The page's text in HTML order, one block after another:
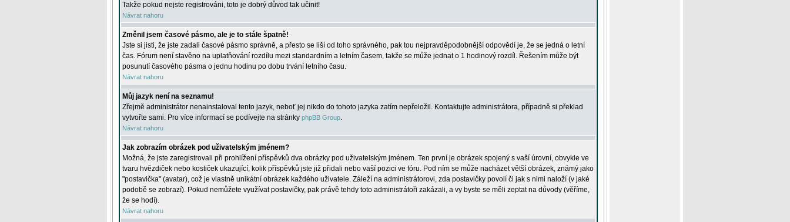
Takže pokud nejste registrováni, toto je dobrý důvod tak učinit!
Návrat nahoru
Změnil jsem časové pásmo, ale je to stále špatně!
Jste si jisti, že jste zadali časové pásmo správně, a přesto se liší od toho správného, pak tou nejpravděpodobnější odpovědí je, že se jedná o letní
čas. Fórum není stavěno na uplatňování rozdílu mezi standardním a letním časem, takže se může jednat o 1 hodinový rozdíl. Řešením může být
posunutí časového pásma o jednu hodinu po dobu trvání letního času.
Návrat nahoru
Můj jazyk není na seznamu!
Zřejmě administrátor nenainstaloval tento jazyk, neboť jej nikdo do tohoto jazyka zatím nepřeložil. Kontaktujte administrátora, případně si překlad
vytvořte sami. Pro více informací se podívejte na stránky phpBB Group.
Návrat nahoru
Jak zobrazím obrázek pod uživatelským jménem?
Možná, že jste zaregistrovali při prohlížení příspěvků dva obrázky pod uživatelským jménem. Ten první je obrázek spojený s vaší úrovní, obvykle ve
tvaru hvězdiček nebo kostiček ukazující, kolik příspěvků jste již přidali nebo vaší pozici ve fóru. Pod ním se může nacházet větší obrázek, známý jako
"postavička" (avatar), což je vlastně unikátní obrázek každého uživatele. Záleží na administrátorovi, zda postavičky povolí či jak s nimi naloží (v jaké
podobě se zobrazí). Pokud nemůžete využívat postavičky, pak právě tehdy toto administrátoři zakázali, a vy byste se měli zeptat na důvody (věříme,
že se hodí).
Návrat nahoru